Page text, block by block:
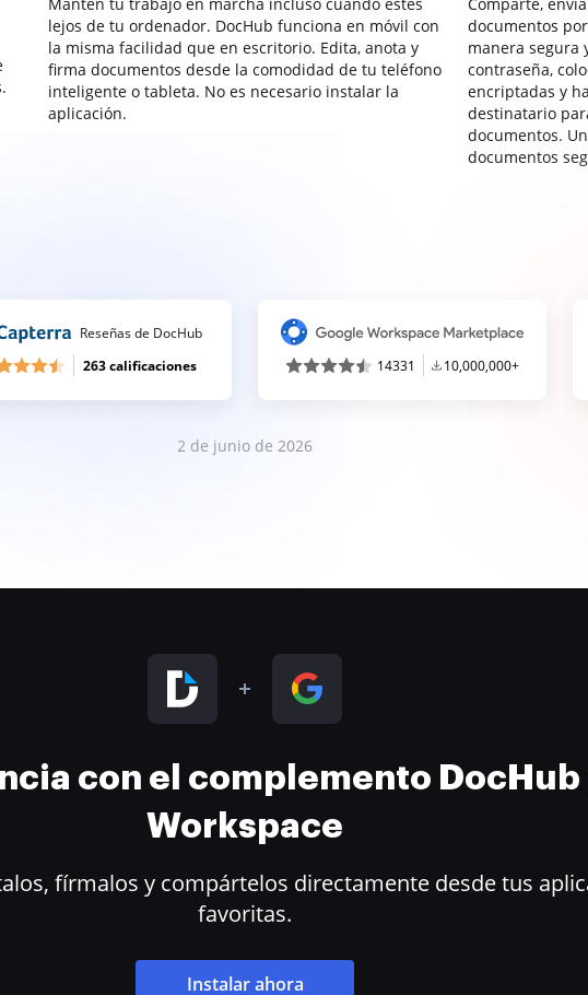
lejos de tu ordenador. DocHub funciona en móvil con
la misma facilidad que en escritorio. Edita, anota y
firma documentos desde la comodidad de tu teléfono
inteligente o tableta. No es necesario instalar la
aplicación.
documentos
manera segura
contraseña,
encriptadas y
destinatario
documentos.
documentos
Reseñas de DocHub
263 calificaciones
14331 10,000,000+
2 de junio de 2026
con el complemento DocHub
Workspace
fírmalos y compártelos directamente desde tus
favoritas.
Instalar ahora